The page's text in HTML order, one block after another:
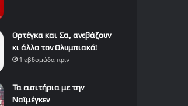
Ορτέγκα και Σα, ανεβάζουν
κι άλλο τον Ολυμπιακό!
1 εβδομάδα πριν
Τα εισιτήρια με την
Ναϊμέγκεν